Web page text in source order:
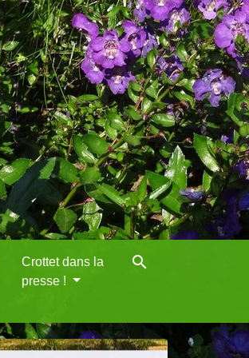
Crottet dans la
presse !
search